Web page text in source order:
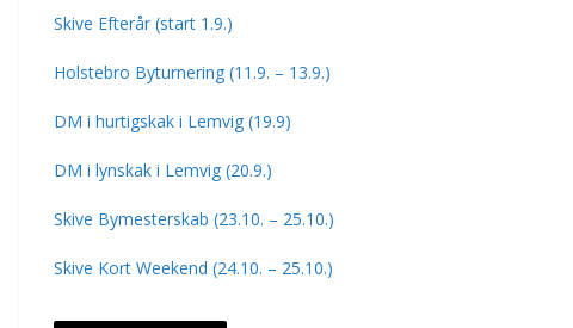
Skive Efterår (start 1.9.)
Holstebro Byturnering (11.9. – 13.9.)
DM i hurtigskak i Lemvig (19.9)
DM i lynskak i Lemvig (20.9.)
Skive Bymesterskab (23.10. – 25.10.)
Skive Kort Weekend (24.10. – 25.10.)